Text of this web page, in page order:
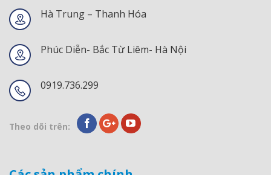
Hà Trung – Thanh Hóa
Phúc Diễn- Bắc Từ Liêm- Hà Nội
0919.736.299
Theo dõi trên: